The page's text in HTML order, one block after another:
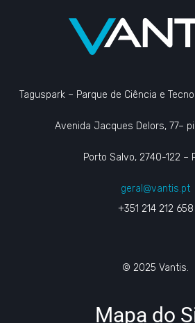
Taguspark – Parque de Ciência e
Avenida Jacques Delors, 77–
Porto Salvo, 2740-122 –
geral@vantis.pt
+351 214 212 658
© 2025 Vantis.
Mapa do